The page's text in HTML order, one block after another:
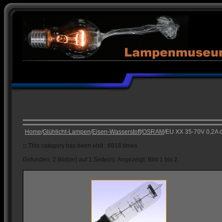
Home/Glühlicht-Lampen/Eisen-Wasserstoff/OSRAM/EU XX 35-70V 0,2A
:: This category has been visit : 6918 times
Gefunden: 2 Bild(er) auf 1 Seite(n). Angezeigt: Bild 1 bis 2.